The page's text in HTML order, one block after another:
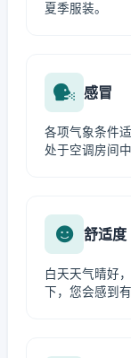
夏季服装。
感冒
各项气象条件
处于空调房间
舒适度
白天天气晴好
下，您会感到